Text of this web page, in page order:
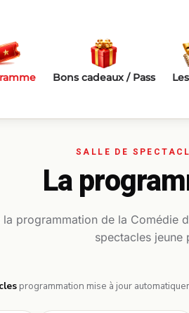
Bons cadeaux / Pass
La
la programmation de la Comédie
spectacles jeune
· programmation mise à jour